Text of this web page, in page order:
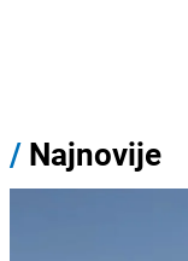
/ Najnovije